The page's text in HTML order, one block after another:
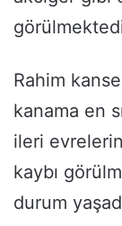
Rahim
kanama en
ileri
kaybı
durum